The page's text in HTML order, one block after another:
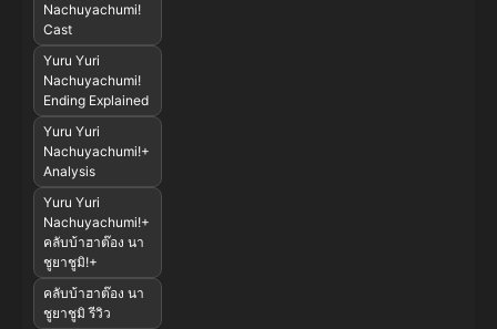
Nachuyachumi!
Cast
Yuru Yuri
Nachuyachumi!
Ending Explained
Yuru Yuri
Nachuyachumi!+
Analysis
Yuru Yuri
Nachuyachumi!+
คลับบ้าฮาต๊อง นา
ชูยาชูมิ!+
คลับบ้าฮาต๊อง นา
ชูยาชูมิ รีวิว